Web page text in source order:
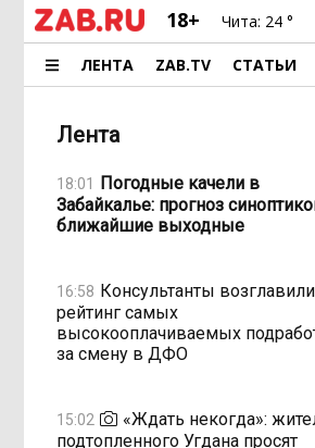
18+ Чита: 24 °
ЛЕНТА ZAB.TV СТАТЬИ
Лента
18:01 Погодные качели в
Забайкалье: прогноз
ближайшие выходные
16:58 Консультанты возглавили
рейтинг самых
высокооплачиваемых
за смену в ДФО
15:02
«Ждать некогда»:
подтопленного Угдана просят